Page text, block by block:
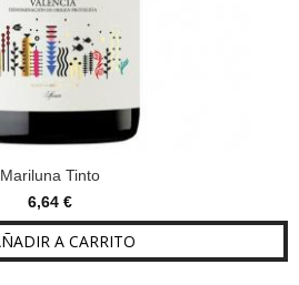
Mariluna Tinto
6,64 €
A CARRITO